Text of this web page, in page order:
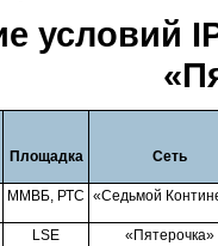
условий
Площадка Сеть
ММВБ, РТС «Седьмой
LSE «Пятерочка»